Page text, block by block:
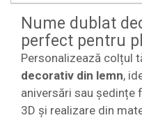
Nume dublat
perfect pentru
Personalizează colțul
decorativ din lemn,
aniversări sau ședințe
3D și realizare din